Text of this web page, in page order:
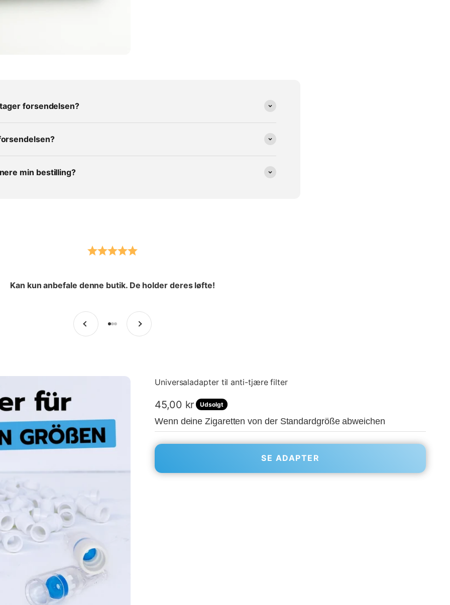
forsendelsen?
min bestilling?
Kan kun anbefale denne butik. De holder deres løfte!
Forrige
Gå til element 1
Gå til element 2
Gå til element 3
Næste
Universaladapter til anti-tjære filter
Salgspris
45,00 kr Udsolgt
Wenn deine Zigaretten von der Standardgröße abweichen
SE ADAPTER